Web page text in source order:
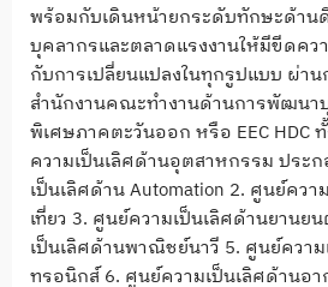
พร้อมกับเดินหน้ายกระดับทักษะด้าน
บุคลากรและตลาดแรงงานให้มีขีดค
กับการเปลี่ยนแปลงในทุกรูปแบบ ผ่า
สำนักงานคณะทำงานด้านการพัฒนา
พิเศษภาคตะวันออก หรือ EEC HDC
ความเป็นเลิศด้านอุตสาหกรรม ประ
เป็นเลิศด้าน Automation 2. ศูนย์คว
เที่ยว 3. ศูนย์ความเป็นเลิศด้านยานย
เป็นเลิศด้านพาณิชย์นาวี 5. ศูนย์ควา
ทรอนิกส์ 6. ศูนย์ความเป็นเลิศด้านอ